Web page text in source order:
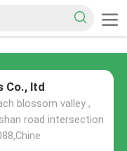
Co., ltd
blossom valley ,
road intersection